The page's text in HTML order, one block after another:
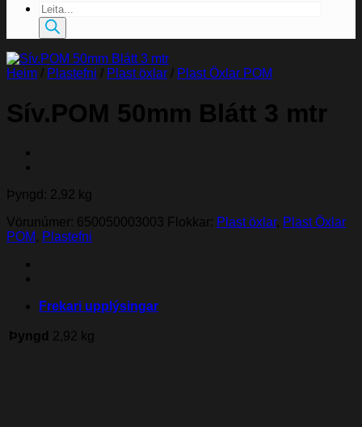
Products
search
Heim / Plastefni / Plast öxlar / Plast Öxlar POM
Sív.POM 50mm Blátt 3 mtr
Þyngd: 2,92 kg
Vörunúmer: 650050003003 Flokkar: Plast öxlar, Plast Öxlar
POM , Plastefni
Frekari upplýsingar
Þyngd 2,92 kg